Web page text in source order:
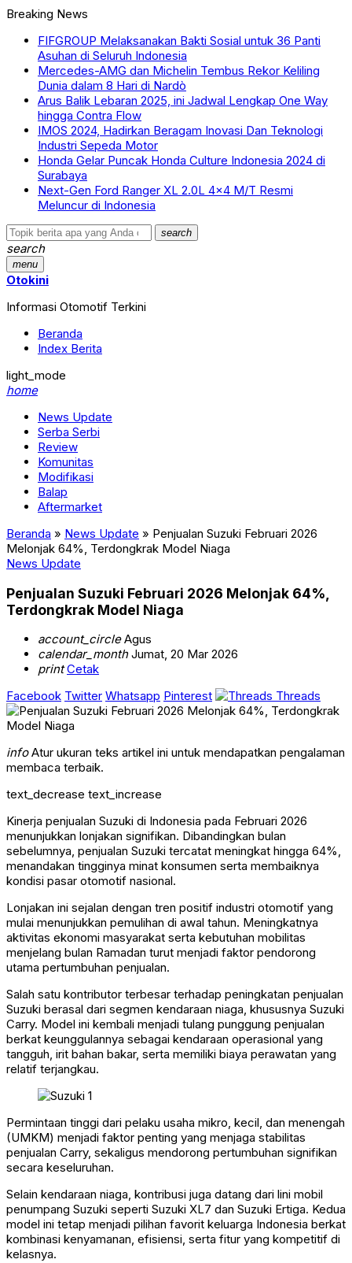
Breaking News
FIFGROUP Melaksanakan Bakti Sosial untuk 36 Panti
Asuhan di Seluruh Indonesia
Mercedes-AMG dan Michelin Tembus Rekor Keliling
Dunia dalam 8 Hari di Nardò
Arus Balik Lebaran 2025, ini Jadwal Lengkap One Way
hingga Contra Flow
IMOS 2024, Hadirkan Beragam Inovasi Dan Teknologi
Industri Sepeda Motor
Honda Gelar Puncak Honda Culture Indonesia 2024 di
Surabaya
Next-Gen Ford Ranger XL 2.0L 4×4 M/T Resmi
Meluncur di Indonesia
search
search
menu
Otokini
Informasi Otomotif Terkini
Beranda
Index Berita
light_mode
home
News Update
Serba Serbi
Review
Komunitas
Modifikasi
Balap
Aftermarket
Beranda » News Update » Penjualan Suzuki Februari 2026
Melonjak 64%, Terdongkrak Model Niaga
News Update
Penjualan Suzuki Februari 2026 Melonjak 64%,
Terdongkrak Model Niaga
account_circleAgus
calendar_monthJumat, 20 Mar 2026
print Cetak
Facebook Twitter Whatsapp Pinterest Threads
infoAtur ukuran teks artikel ini untuk mendapatkan pengalaman
membaca terbaik.
text_decrease text_increase
Kinerja penjualan Suzuki di Indonesia pada Februari 2026
menunjukkan lonjakan signifikan. Dibandingkan bulan
sebelumnya, penjualan Suzuki tercatat meningkat hingga 64%,
menandakan tingginya minat konsumen serta membaiknya
kondisi pasar otomotif nasional.
Lonjakan ini sejalan dengan tren positif industri otomotif yang
mulai menunjukkan pemulihan di awal tahun. Meningkatnya
aktivitas ekonomi masyarakat serta kebutuhan mobilitas
menjelang bulan Ramadan turut menjadi faktor pendorong
utama pertumbuhan penjualan.
Salah satu kontributor terbesar terhadap peningkatan penjualan
Suzuki berasal dari segmen kendaraan niaga, khususnya Suzuki
Carry. Model ini kembali menjadi tulang punggung penjualan
berkat keunggulannya sebagai kendaraan operasional yang
tangguh, irit bahan bakar, serta memiliki biaya perawatan yang
relatif terjangkau.
Permintaan tinggi dari pelaku usaha mikro, kecil, dan menengah
(UMKM) menjadi faktor penting yang menjaga stabilitas
penjualan Carry, sekaligus mendorong pertumbuhan signifikan
secara keseluruhan.
Selain kendaraan niaga, kontribusi juga datang dari lini mobil
penumpang Suzuki seperti Suzuki XL7 dan Suzuki Ertiga. Kedua
model ini tetap menjadi pilihan favorit keluarga Indonesia berkat
kombinasi kenyamanan, efisiensi, serta fitur yang kompetitif di
kelasnya.